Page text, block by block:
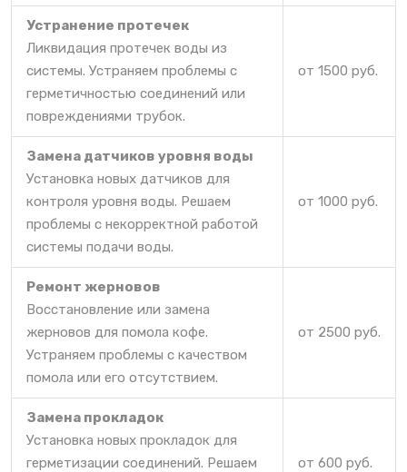
Устранение протечек
Ликвидация протечек воды из
системы. Устраняем проблемы с
герметичностью соединений или
повреждениями трубок.
от 1500 руб.
Замена датчиков уровня воды
Установка новых датчиков для
контроля уровня воды. Решаем
проблемы с некорректной работой
системы подачи воды.
от 1000 руб.
Ремонт жерновов
Восстановление или замена
жерновов для помола кофе.
Устраняем проблемы с качеством
помола или его отсутствием.
от 2500 руб.
Замена прокладок
Установка новых прокладок для
герметизации соединений. Решаем
от 600 руб.